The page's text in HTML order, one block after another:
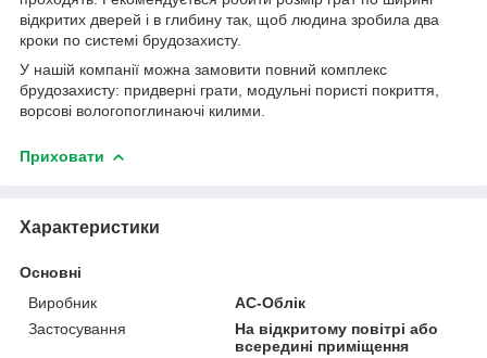
відкритих дверей і в глибину так, щоб людина зробила два
кроки по системі брудозахисту.
У нашій компанії можна замовити повний комплекс
брудозахисту: придверні грати, модульні пористі покриття,
ворсові вологопоглинаючі килими.
Приховати
Характеристики
Основні
Виробник
АС-Облік
Застосування
На відкритому повітрі або
всередині приміщення